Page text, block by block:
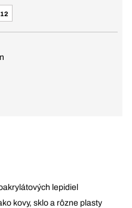
12
lepidiel
kovy, sklo a rôzne plasty